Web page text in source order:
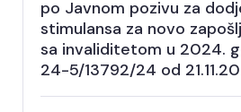
po Javnom pozivu za
stimulansa za novo
sa invaliditetom u 2024.
24-5/13792/24 od